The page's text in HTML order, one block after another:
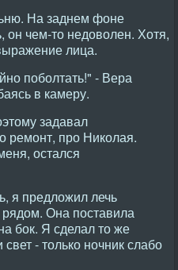
На заднем фоне
он чем-то недоволен. Хотя,
лица.
поболтать!" - Вера
в камеру.
задавал
ремонт, про Николая.
остался
я предложил лечь
Она поставила
бок. Я сделал то же
- только ночник слабо